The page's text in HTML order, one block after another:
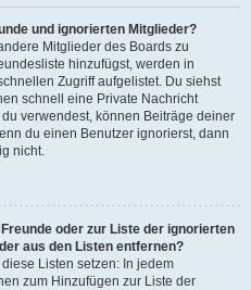
und ignorierten Mitglieder?
Mitglieder des Boards zu
hinzufügst, werden in
Zugriff aufgelistet. Du siehst
schnell eine Private Nachricht
verwendest, können Beiträge deiner
du einen Benutzer ignorierst, dann
nicht.
oder zur Liste der ignorierten
aus den Listen entfernen?
Listen setzen: In jedem
zum Hinzufügen zur Liste der